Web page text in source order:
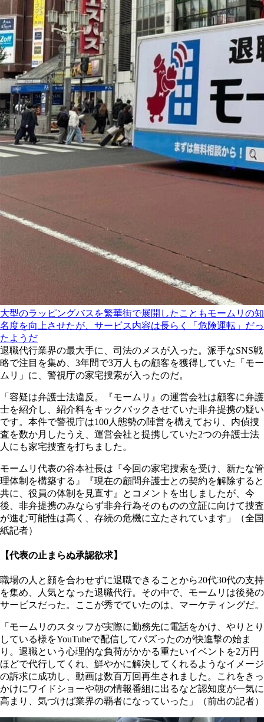
大型のラッピングバスを繁華街で展開したこともモームリの知
名度を向上させたが、サービス内容は長らく「危険運転」だっ
たようだ
退職代行業界の最大手に、司法のメスが入った。派手なSNS戦
略で注目を集め、3年間で3万人もの顧客を獲得していた「モー
ムリ」に、警視庁の家宅捜索が入ったのだ。
「容疑は弁護士法違反。『モームリ』の運営会社は顧客に弁護
士を紹介し、紹介料をキックバックさせていた非弁提携の疑い
です。本件で警視庁は100人態勢の陣営を構えており、内偵捜
査を数か月したうえ、運営会社と提携していた2つの弁護士法
人にも家宅捜査を打ちました。
モームリ代表の谷本社長は『今回の家宅捜索を受け、新たな管
理体制を構築する』『現在の顧問弁護士との契約を解除すると
共に、役員の体制を見直す』とコメントを出しましたが、今
後、非弁提携のみならず非弁行為そのものの立証に向けて捜査
が進む可能性は高く、存続の危機に立たされています」（全国
紙記者）
【代表の止まらぬ承認欲求】
職場の人と顔を合わせずに退職できることから20代30代の支持
を集め、人気となった退職代行。その中で、モームリは後発の
サービスだった。ここが秀でていたのは、マーケティングだ。
「モームリのスタッフが実際に勤務先に電話をかけ、やりとり
している様をYouTubeで配信してバズったのが快進撃の始ま
り。退職という心理的な負荷がかかる重たいイベントを2万円
ほどで代行してくれ、鮮やかに解決してくれるようなイメージ
の訴求に成功し、動画は数百万回再生されました。これをきっ
かけにワイドショーや朝の情報番組に出るなど認知度が一気に
高まり、気づけば業界の覇者になっていった」（前出の記者）